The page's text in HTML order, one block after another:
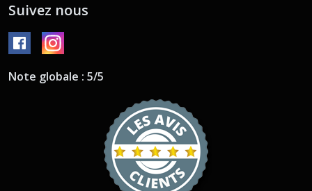
Suivez nous
Note globale : 5/5